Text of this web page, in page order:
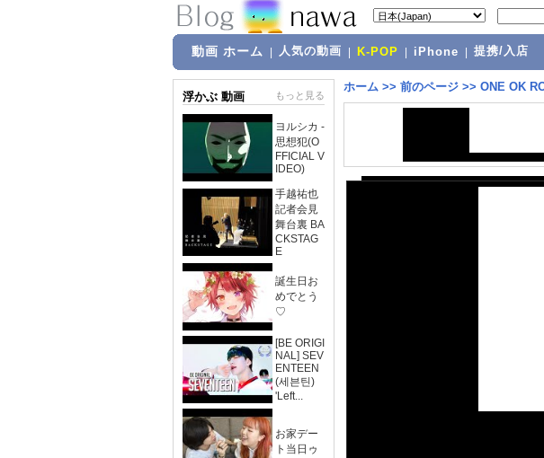
動画 ホーム 人気の動画 K-POP iPhone 提携/入店
浮かぶ 動画 もっと見る
ヨルシカ -
思想犯(O
FFICIAL V
IDEO)
手越祐也
記者会見
舞台裏 BA
CKSTAG
E
誕生日お
めでとう
♡
[BE ORIGI
NAL] SEV
ENTEEN
(세븐틴)
'Left...
お家デー
ト当日ゥ
ホーム >> 前のページ >> ONE OK